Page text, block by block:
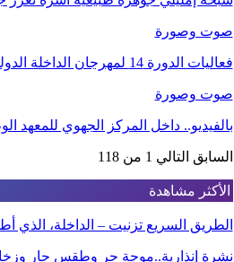
صوت وصورة
فعاليات الدورة 14 لمهرجان الداخلة الدولي للفيلم
صوت وصورة
بالفيديو.. داخل المركز الجهوي للمعهد
السابق التالي 1 من 118
الأكثر مشاهدة
الطريق السريع تزنيت – الداخلة، الذي
نشرة إنذارية..موجة حر وطقس حار